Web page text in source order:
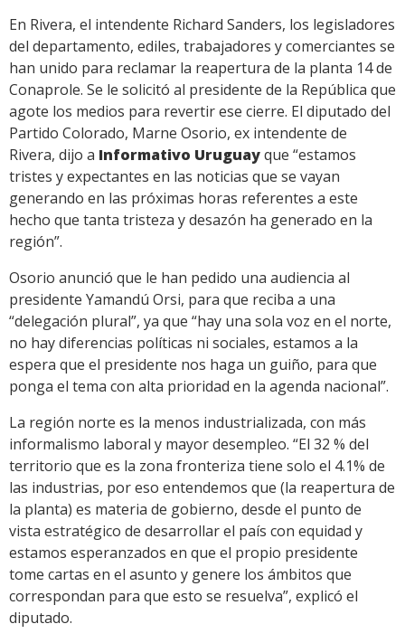
En Rivera, el intendente Richard Sanders, los legisladores
del departamento, ediles, trabajadores y comerciantes se
han unido para reclamar la reapertura de la planta 14 de
Conaprole. Se le solicitó al presidente de la República que
agote los medios para revertir ese cierre. El diputado del
Partido Colorado, Marne Osorio, ex intendente de
Rivera, dijo a Informativo Uruguayque “estamos
tristes y expectantes en las noticias que se vayan
generando en las próximas horas referentes a este
hecho que tanta tristeza y desazón ha generado en la
región”.
Osorio anunció que le han pedido una audiencia al
presidente Yamandú Orsi, para que reciba a una
“delegación plural”, ya que “hay una sola voz en el norte,
no hay diferencias políticas ni sociales, estamos a la
espera que el presidente nos haga un guiño, para que
ponga el tema con alta prioridad en la agenda nacional”.
La región norte es la menos industrializada, con más
informalismo laboral y mayor desempleo. “El 32 % del
territorio que es la zona fronteriza tiene solo el 4.1% de
las industrias, por eso entendemos que (la reapertura de
la planta) es materia de gobierno, desde el punto de
vista estratégico de desarrollar el país con equidad y
estamos esperanzados en que el propio presidente
tome cartas en el asunto y genere los ámbitos que
correspondan para que esto se resuelva”, explicó el
diputado.